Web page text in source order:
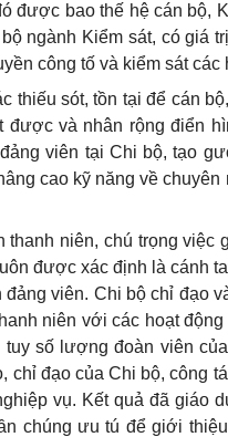
được bao thế hệ cán bộ,
ngành Kiểm sát, có giá
công tố và kiểm sát các
thiếu sót, tồn tại để cán
và nhân rộng điển
viên tại Chi bộ, tạo
cao kỹ năng về
niên, chú trọng việc
được xác định là cánh
viên. Chi bộ chỉ đạo
niên với các hoạt
số lượng đoàn viên
đạo của Chi bộ, công
vụ. Kết quả đã giáo
chúng ưu tú để giới